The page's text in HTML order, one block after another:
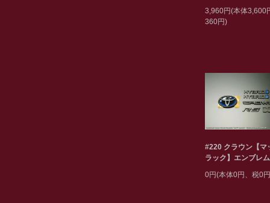
3,960円(本体3,600
360円)
#220 クラウン【マ
ラック】エンブレム
0円(本体0円、税0